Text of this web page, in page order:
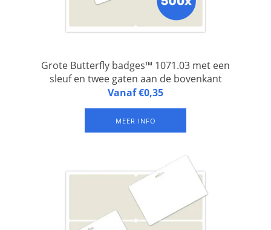
Grote Butterfly badges™ 1071.03 met een
sleuf en twee gaten aan de bovenkant
Butterfly badges™ 1071.03 zijn naambadges van gelamineerd
Vanaf €0,35
MEER INFO